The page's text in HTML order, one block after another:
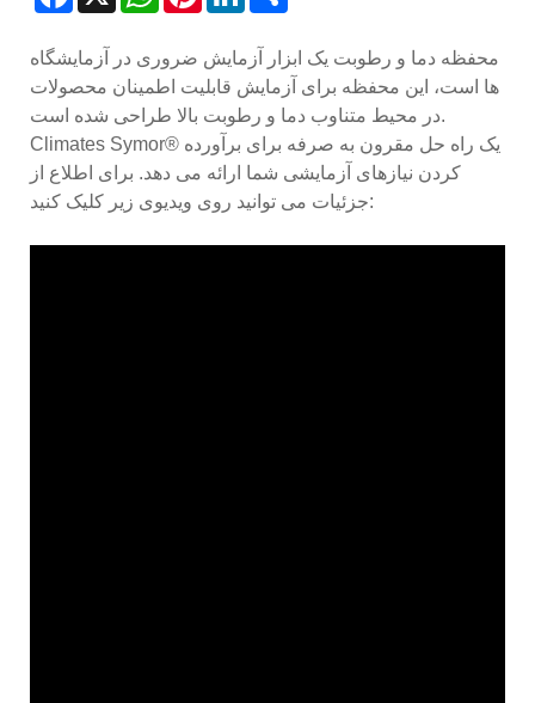
محفظه دما و رطوبت یک ابزار آزمایش ضروری در آزمایشگاه
ها است، این محفظه برای آزمایش قابلیت اطمینان محصولات
در محیط متناوب دما و رطوبت بالا طراحی شده است.
Climates Symor® یک راه حل مقرون به صرفه برای برآورده
کردن نیازهای آزمایشی شما ارائه می دهد. برای اطلاع از
جزئیات می توانید روی ویدیوی زیر کلیک کنید: